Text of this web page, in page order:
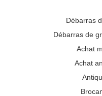
Débarras
Débarras de
Achat
Achat